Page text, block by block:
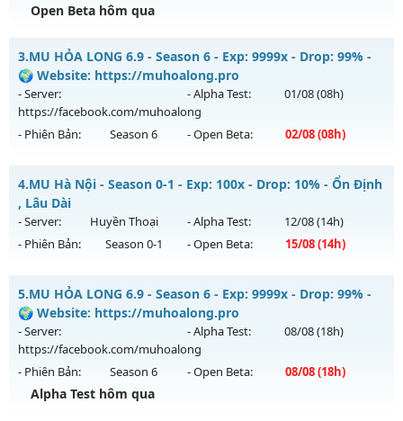
Exp: 500x - Drop: 30%
Thể loại: Mu Nguyên bản Webzen
Antihack: antihack
Open Beta hôm qua
MUDREAM.NET - Hard Server • Không VIP • Không mốc
Mu mới ra tháng 08 2026 - Mở máy chủ
Landvào 19h ngày 08/08/2626
Exp: 1x - Drop: 3%
Antihack: Chống Hack/ Dupe 100%
3.MU HỎA LONG 6.9 - Season 6 - Exp: 9999x - Drop: 99% -
🌍 Website: https://muhoalong.pro
- Server:
https://facebook.com/muhoalong
- Alpha Test: 01/08(08h)
- Phiên Bản: Season 6 - Open Beta: 02/08(08h)
MU HỎA LONG 6.9 - 🌍 Website: https://muhoalong.pro
Mu mới ra tháng 08 2026 - Mở máy chủ
https://facebook.com/muhoalongvào 08h ngày
02/08/2626
Kiểu reset: Non Reset
Thể loại: Mu Nguyên bản Webzen
Antihack: XShield
4.MU Hà Nội - Season 0-1 - Exp: 100x - Drop: 10% - Ổn Định
, Lâu Dài
- Server: Huyền Thoại - Alpha Test: 12/08(14h)
- Phiên Bản:
Season 0-1 - Open Beta: 15/08(14h)
MU Hà Nội - Ổn Định , Lâu Dài
Mu mới ra tháng 08 2026 - Mở máy chủ
14h ngày 15/08/2626
Exp: 100x - Drop: 10%
Kiểu reset: Reset In Game
5.MU HỎA LONG 6.9 - Season 6 - Exp: 9999x - Drop: 99% -
🌍 Website: https://muhoalong.pro
- Server:
https://facebook.com/muhoalong
- Alpha Test: 08/08(18h)
- Phiên Bản: Season 6 - Open Beta: 08/08(18h)
Alpha Test hôm qua